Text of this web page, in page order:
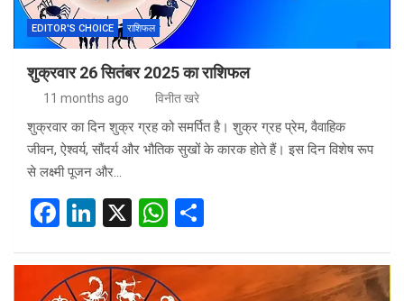
EDITOR'S CHOICE राशिफल
शुक्रवार 26 सितंबर 2025 का राशिफल
11 months ago विनीत खरे
शुक्रवार का दिन शुक्र ग्रह को समर्पित है। शुक्र ग्रह प्रेम, वैवाहिक
जीवन, ऐश्वर्य, सौंदर्य और भौतिक सुखों के कारक होते हैं। इस दिन विशेष रूप
से लक्ष्मी पूजन और…
F
ce
Li
ke
X
W
at ar